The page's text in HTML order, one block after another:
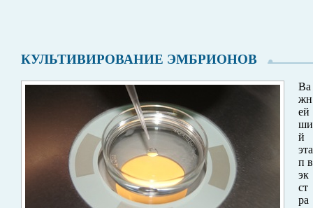
КУЛЬТИВИРОВАНИЕ ЭМБРИОНОВ
Ва
жн
ей
ши
й
эта
п в
эк
ст
ра